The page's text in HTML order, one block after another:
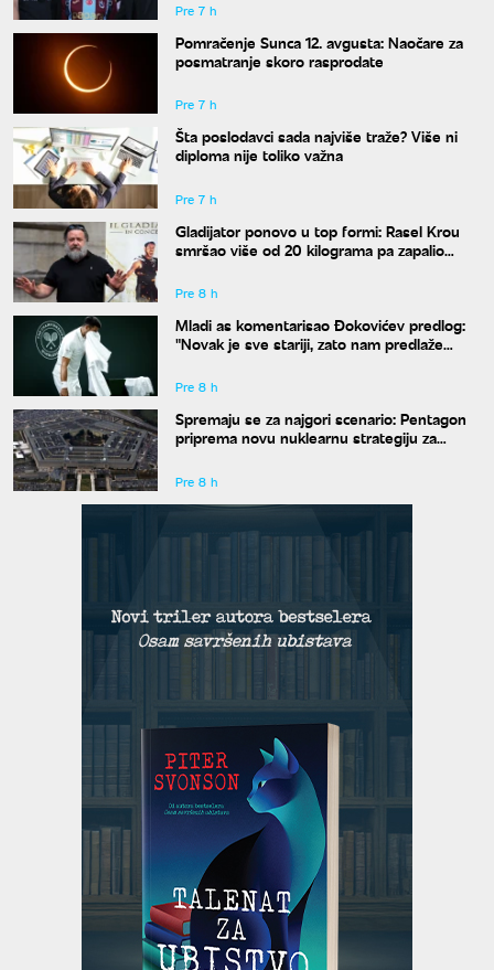
Pre 7 h
Pomračenje Sunca 12. avgusta: Naočare za
posmatranje skoro rasprodate
Pre 7 h
Šta poslodavci sada najviše traže? Više ni
diploma nije toliko važna
Pre 7 h
Gladijator ponovo u top formi: Rasel Krou
smršao više od 20 kilograma pa zapalio
Pre 8 h
Mladi as komentarisao Đokovićev predlog:
"Novak je sve stariji, zato nam predlaže
Pre 8 h
Spremaju se za najgori scenario: Pentagon
priprema novu nuklearnu strategiju za
Pre 8 h